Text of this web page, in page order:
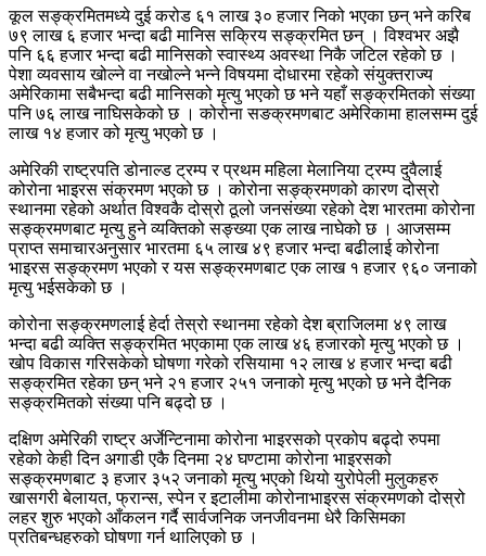
कूल सङ्क्रमितमध्ये दुई करोड ६१ लाख ३० हजार निको भएका छन् भने करिब
७९ लाख ६ हजार भन्दा बढी मानिस सक्रिय सङ्क्रमित छन् । विश्वभर अझै
पनि ६६ हजार भन्दा बढी मानिसको स्वास्थ्य अवस्था निकै जटिल रहेको छ ।
पेशा व्यवसाय खोल्ने वा नखोल्ने भन्ने विषयमा दोधारमा रहेको संयुक्तराज्य
अमेरिकामा सबैभन्दा बढी मानिसको मृत्यु भएको छ भने यहाँ सङ्क्रमितको संख्या
पनि ७६ लाख नाघिसकेको छ । कोरोना सङक्रमणबाट अमेरिकामा हालसम्म दुई
लाख १४ हजार को मृत्यु भएको छ ।
अमेरिकी राष्ट्रपति डोनाल्ड ट्रम्प र प्रथम महिला मेलानिया ट्रम्प दुवैलाई
कोरोना भाइरस संक्रमण भएको छ । कोरोना सङ्क्रमणको कारण दोस्रो
स्थानमा रहेको अर्थात विश्वकै दोस्रो ठूलो जनसंख्या रहेको देश भारतमा कोरोना
सङ्क्रमणबाट मृत्यु हुने व्यक्तिको सङ्ख्या एक लाख नाघेको छ । आजसम्म
प्राप्त समाचारअनुसार भारतमा ६५ लाख ४९ हजार भन्दा बढीलाई कोरोना
भाइरस सङ्क्रमण भएको र यस सङ्क्रमणबाट एक लाख १ हजार ९६० जनाको
मृत्यु भईसकेको छ ।
कोरोना सङ्क्रमणलाई हेर्दा तेस्रो स्थानमा रहेको देश ब्राजिलमा ४९ लाख
भन्दा बढी व्यक्ति सङ्क्रमित भएकामा एक लाख ४६ हजारको मृत्यु भएको छ ।
खोप विकास गरिसकेको घोषणा गरेको रसियामा १२ लाख ४ हजार भन्दा बढी
सङ्क्रमित रहेका छन् भने २१ हजार २५१ जनाको मृत्यु भएको छ भने दैनिक
सङ्क्रमितको संख्या पनि बढ्दो छ ।
दक्षिण अमेरिकी राष्ट्र अर्जेन्टिनामा कोरोना भाइरसको प्रकोप बढ्दो रुपमा
रहेको केही दिन अगाडी एकै दिनमा २४ घण्टामा कोरोना भाइरसको
सङ्क्रमणबाट ३ हजार ३५२ जनाको मृत्यु भएको थियो युरोपेली मुलुकहरु
खासगरी बेलायत, फ्रान्स, स्पेन र इटालीमा कोरोनाभाइरस संक्रमणको दोस्रो
लहर शुरु भएको आँकलन गर्दै सार्वजनिक जनजीवनमा धेरै किसिमका
प्रतिबन्धहरुको घोषणा गर्न थालिएको छ ।